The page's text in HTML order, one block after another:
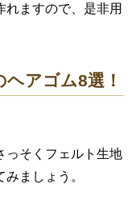
れますので、是非用
アゴム8選！
っそくフェルト生地
ましょう。